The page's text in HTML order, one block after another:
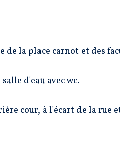
la place carnot et des
d'eau avec wc.
cour, à l'écart de la rue